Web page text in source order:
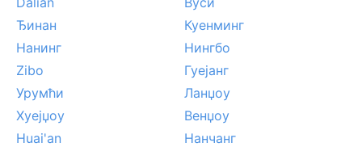
Ђинан
Куенминг
Нанинг
Нингбо
Zibo
Гуејанг
Урумћи
Ланџоу
Хуејџоу
Венџоу
Huai'an
Нанчанг